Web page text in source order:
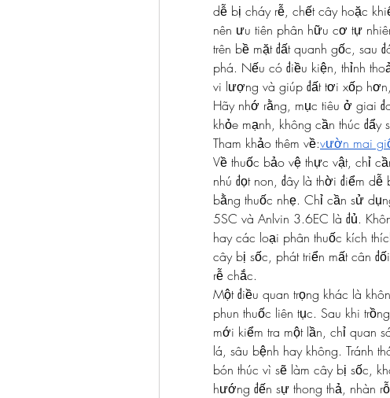
dễ bị cháy rễ, chết cây hoặc
nên ưu tiên phân hữu cơ tự
trên bề mặt đất quanh gốc, sau
phá. Nếu có điều kiện, thỉnh
vi lượng và giúp đất tơi xốp
Hãy nhớ rằng, mục tiêu ở giai
khỏe mạnh, không cần thúc đẩy
Tham khảo thêm về:vườn mai
Về thuốc bảo vệ thực vật, chỉ
nhú đọt non, đây là thời điểm
bằng thuốc nhẹ. Chỉ cần sử
5SC và Anlvin 3.6EC là đủ.
hay các loại phân thuốc kích
cây bị sốc, phát triển mất cân
rễ chắc.
Một điều quan trọng khác là
phun thuốc liên tục. Sau khi
mới kiểm tra một lần, chỉ quan
lá, sâu bệnh hay không. Tránh
bón thúc vì sẽ làm cây bị sốc,
hướng đến sự thong thả, nhàn